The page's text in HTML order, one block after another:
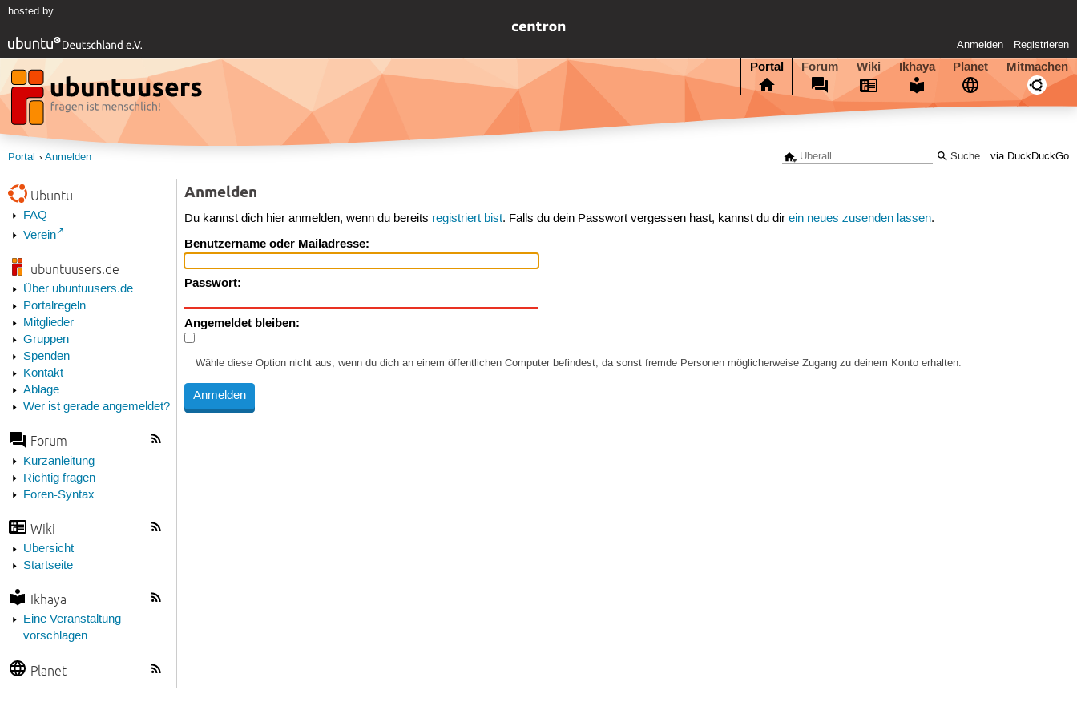
hosted by
Anmelden Registrieren
Portal Forum Wiki Ikhaya Planet Mitmachen
via DuckDuckGo
Portal Anmelden
Ubuntu
FAQ
Verein
ubuntuusers.de
Über ubuntuusers.de
Portalregeln
Mitglieder
Gruppen
Spenden
Kontakt
Ablage
Wer ist gerade angemeldet?
Forum
Kurzanleitung
Richtig fragen
Foren-Syntax
Wiki
Übersicht
Startseite
Ikhaya
Eine Veranstaltung
vorschlagen
Planet
Anmelden
Du kannst dich hier anmelden, wenn du bereits registriert bist. Falls du dein Passwort vergessen hast, kannst du direin neues zusenden lassen.
Benutzername oder Mailadresse:
Passwort:
Angemeldet bleiben:
Wähle diese Option nicht aus, wenn du dich an einem öffentlichen Computer befindest, da sonst fremde Personen möglicherweise Zugang zu deinem Konto erhalten.